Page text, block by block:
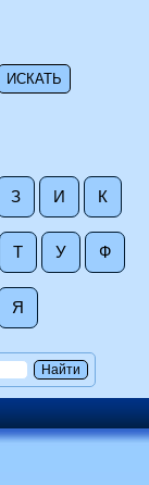
З И К
Т У Ф
Я